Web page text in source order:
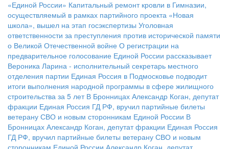
«Единой России» Капитальный ремонт кровли в Гимназии,
осуществляемый в рамках партийного проекта «Новая
школа», вышел на этап госэкспертизы Уголовная
ответственности за преступления против исторической памяти
о Великой Отечественной войне О регистрации на
предварительное голосование Единой России рассказывает
Вероника Ларина - исполнительный секретарь местного
отделения партии Единая Россия в Подмосковье подводит
итоги выполнения народной программы в сфере жилищного
строительства за 5 лет В Бронницах Александр Коган, депутат
фракции Единая Россия ГД РФ, вручил партийные билеты
ветерану СВО и новым сторонникам Единой России В
Бронницах Александр Коган, депутат фракции Единая Россия
ГД РФ, вручил партийные билеты ветерану СВО и новым